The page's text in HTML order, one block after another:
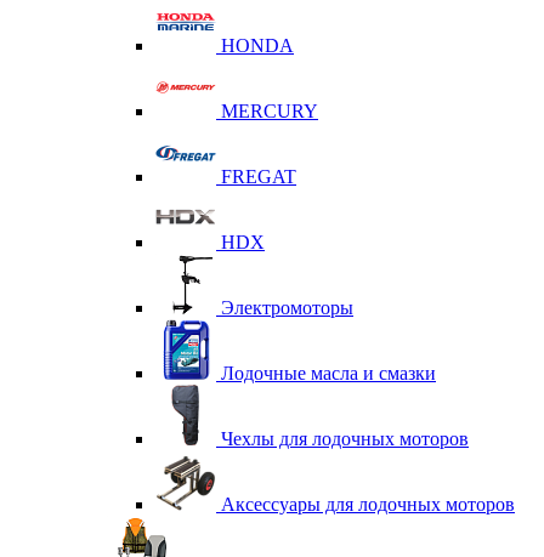
HONDA
MERCURY
FREGAT
HDX
Электромоторы
Лодочные масла и смазки
Чехлы для лодочных моторов
Аксессуары для лодочных моторов